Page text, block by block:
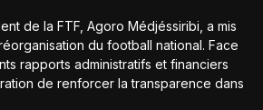
de la FTF, Agoro Médjéssiribi, a mis
du football national. Face
rapports administratifs et financiers
de renforcer la transparence dans